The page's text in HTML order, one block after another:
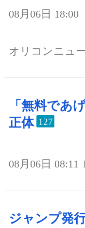
08月06日 18:00
オリコンニュ
「無料であ
正体 127
08月06日 08:11
ジャンプ発